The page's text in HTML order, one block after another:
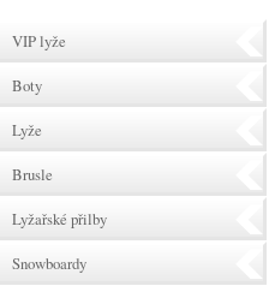
VIP lyže
Boty
Lyže
Brusle
Lyžařské přilby
Snowboardy